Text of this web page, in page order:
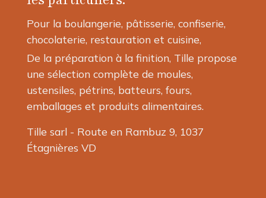
Pour la boulangerie, pâtisserie, confiserie,
chocolaterie, restauration et cuisine,
De la préparation à la finition, Tille propose
une sélection complète de moules,
ustensiles, pétrins, batteurs, fours,
emballages et produits alimentaires.
Tille sarl - Route en Rambuz 9, 1037
Étagnières VD